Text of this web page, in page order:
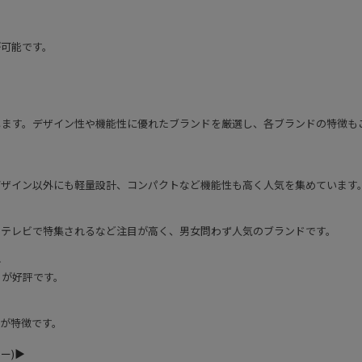
能です。
す。デザイン性や機能性に優れたブランドを厳選し、各ブランドの特徴も
イン以外にも軽量設計、コンパクトなど機能性も高く人気を集めています
レビで特集されるなど注目が高く、男女問わず人気のブランドです。
好評です。
特徴です。
ー)▶︎